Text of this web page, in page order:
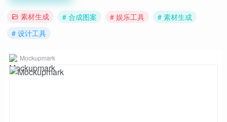
素材生成 # 合成图案 # 娱乐工具
# 素材生成
# 设计工具
Mockupmark